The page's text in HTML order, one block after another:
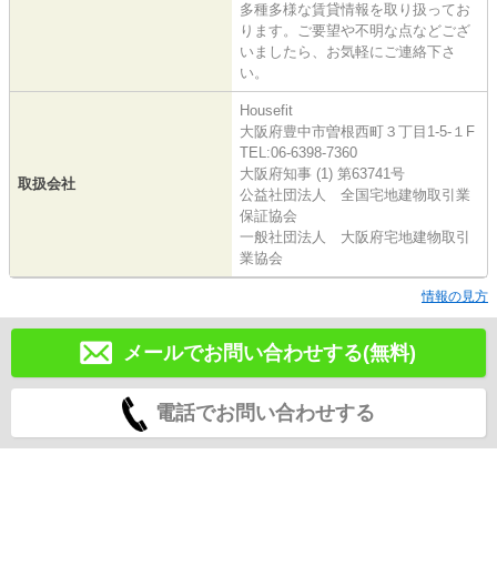
多種多様な賃貸情報を取り扱ってお
ります。ご要望や不明な点などござ
いましたら、お気軽にご連絡下さ
い。
取扱会社
Housefit
大阪府豊中市曽根西町３丁目1-5-１F
TEL:06-6398-7360
大阪府知事 (1) 第63741号
公益社団法人 全国宅地建物取引業
保証協会
一般社団法人 大阪府宅地建物取引
業協会
情報の見方
メールでお問い合わせする(無料)
電話でお問い合わせする